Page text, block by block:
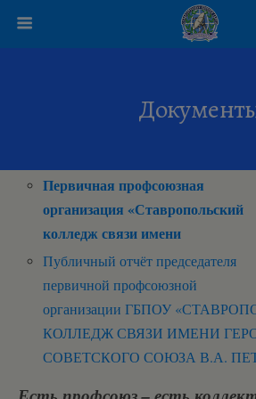
Первичная профсоюзная
организация «Ставропольский
колледж связи имени
Публичный отчёт председателя
первичной профсоюзной
организации ГБПОУ
КОЛЛЕДЖ СВЯЗИ ИМЕНИ
СОВЕТСКОГО СОЮЗА В.А.